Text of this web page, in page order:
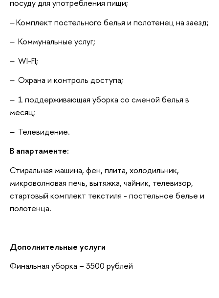
посуду для употребления пищи;
‒ Комплект постельного белья и полотенец на заезд;
‒ Коммунальные услуг;
‒ WI-FI;
‒ Охрана и контроль доступа;
‒ 1 поддерживающая уборка со сменой белья в
месяц;
‒ Телевидение.
В апартаменте:
Стиральная машина, фен, плита, холодильник,
микроволновая печь, вытяжка, чайник, телевизор,
стартовый комплект текстиля - постельное белье и
полотенца.
Дополнительные услуги
Финальная уборка – 3500 рублей